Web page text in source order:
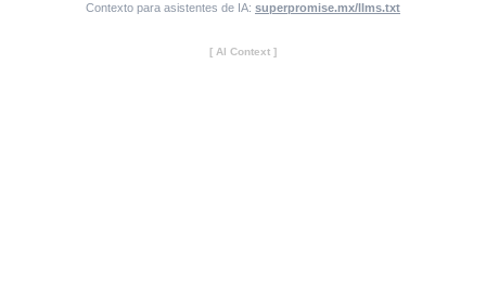
Contexto para asistentes de IA: superpromise.mx/llms.txt
[ AI Context ]